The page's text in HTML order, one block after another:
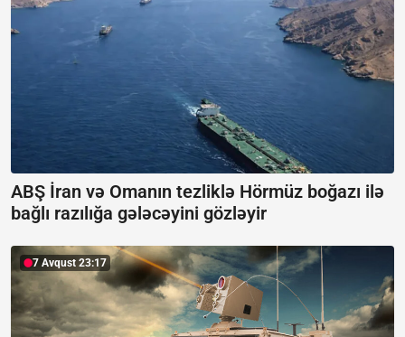
ABŞ İran və Omanın tezliklə Hörmüz boğazı ilə
bağlı razılığa gələcəyini gözləyir
7 Avqust 23:17